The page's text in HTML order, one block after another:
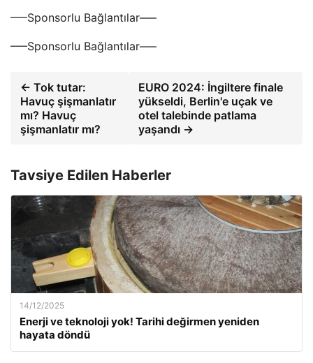
—–Sponsorlu Bağlantılar—–
—–Sponsorlu Bağlantılar—–
← Tok tutar:
Havuç şişmanlatır
mı? Havuç
şişmanlatır mı?
EURO 2024: İngiltere finale
yükseldi, Berlin'e uçak ve
otel talebinde patlama
yaşandı →
Tavsiye Edilen Haberler
14/12/2025
Enerji ve teknoloji yok! Tarihi değirmen yeniden
hayata döndü